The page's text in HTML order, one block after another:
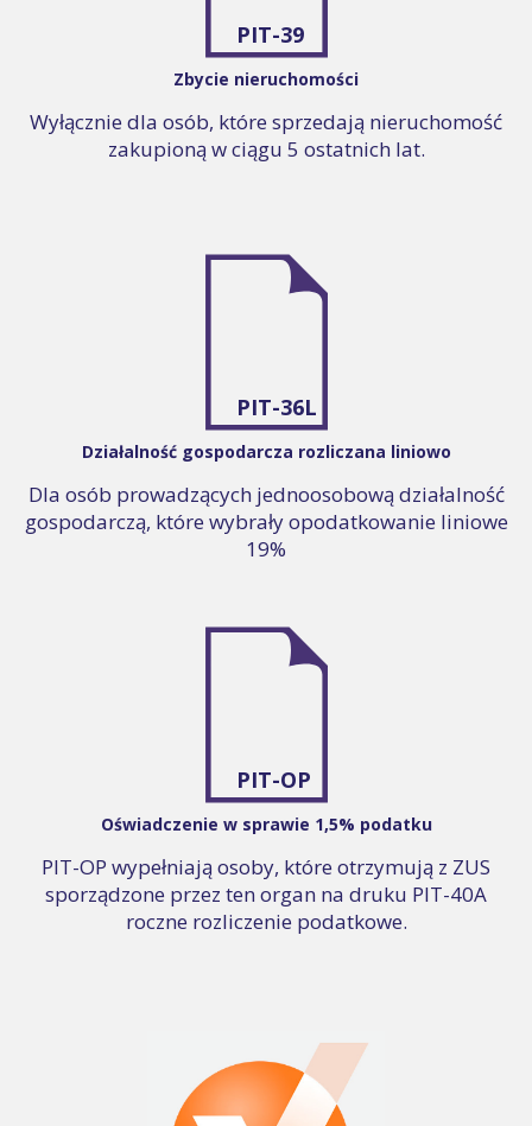
PIT-39
Zbycie nieruchomości
Wyłącznie dla osób, które sprzedają nieruchomość
zakupioną w ciągu 5 ostatnich lat.
PIT-36L
Działalność gospodarcza rozliczana liniowo
Dla osób prowadzących jednoosobową działalność
gospodarczą, które wybrały opodatkowanie liniowe
19%
PIT-OP
Oświadczenie w sprawie 1,5% podatku
PIT-OP wypełniają osoby, które otrzymują z ZUS
sporządzone przez ten organ na druku PIT-40A
roczne rozliczenie podatkowe.